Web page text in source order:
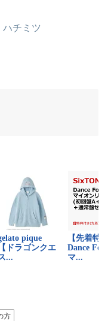
チミツ
方